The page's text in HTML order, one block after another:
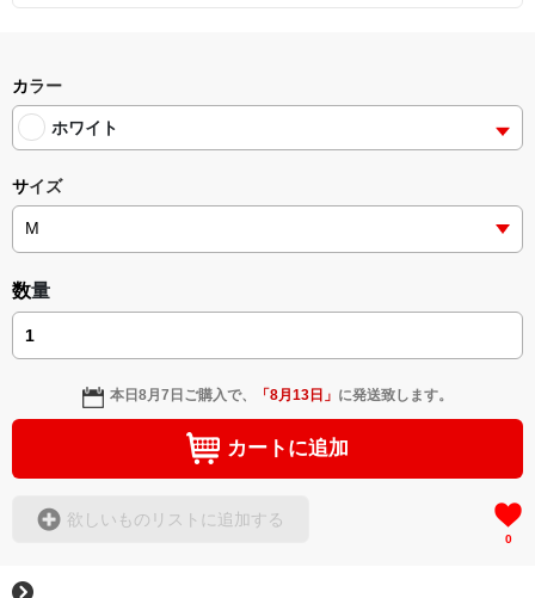
・5.6oz コットンロングスリーブ
・袖口リブ仕様
・ユニセックス
・受注生産アイテム
「カラー・ロゴは下の『商品オプション』からお選びいただけま
す。画像は左にスワイプしてご確認ください。」
本商品は受注生産となります。
ご注文から4〜7日程度で発送いたします。
カラー
ホワイト
サイズ
数量
本日8月7日 ご購入で、 「8月13日 」 に発送致します。
カートに追加
欲しいものリストに追加する
0